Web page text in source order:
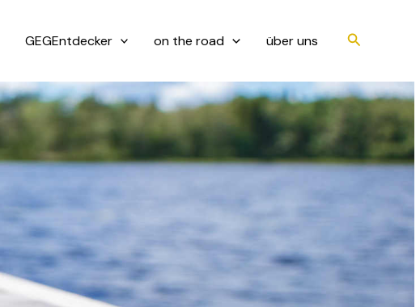
GEGEntdecker on the road über uns Suchen